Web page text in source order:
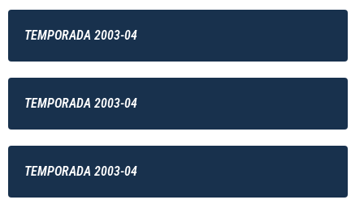
TEMPORADA 2003-04
TEMPORADA 2003-04
TEMPORADA 2003-04